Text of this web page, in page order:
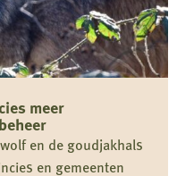
meer
en de goudjakhals
en gemeenten